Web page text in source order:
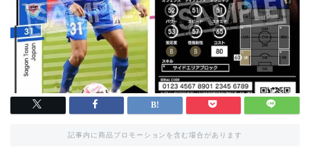
記事内に商品プロモーションを含む場合があります